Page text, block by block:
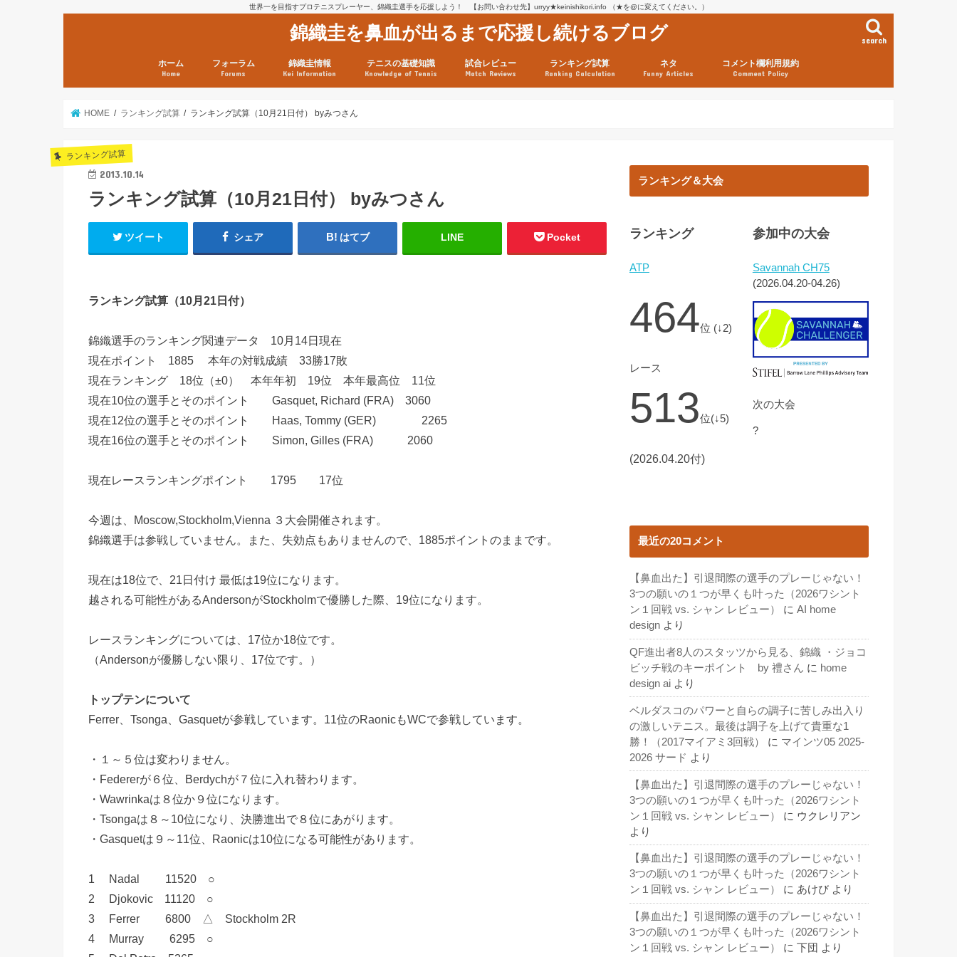
世界一を目指すプロテニスプレーヤー、錦織圭選手を応援しよう！ 【お問い合わせ先】urryy★keinishikori.info （★を@に変えてください。）
錦織圭を鼻血が出るまで応援し続けるブログ search
ホーム
Home
フォーラム
Forums
錦織圭情報
Kei Information
日現在）
点）
テニスの基礎知識
Knowledge of Tennis
試合レビュー
Match Reviews
ランキング試算
Ranking Calculation
ネタ
Funny Articles
コメント欄利用規約
Comment Policy
HOME ランキング試算 ランキング試算（10月21日付） byみつさん
ランキング試算
2013.10.14
ランキング試算（10月21日付） byみつさん
ツイート シェア はてブ LINE Pocket
ランキング試算（10月21日付）
錦織選手のランキング関連データ 10月14日現在
現在ポイント 1885 本年の対戦成績 33勝17敗
現在ランキング 18位（±0） 本年年初 19位 本年最高位 11位
現在10位の選手とそのポイント Gasquet, Richard (FRA) 3060
現在12位の選手とそのポイント Haas, Tommy (GER) 2265
現在16位の選手とそのポイント Simon, Gilles (FRA) 2060
現在レースランキングポイント 1795 17位
今週は、Moscow,Stockholm,Vienna ３大会開催されます。
錦織選手は参戦していません。また、失効点もありませんので、1885ポイントのままです。
現在は18位で、21日付け 最低は19位になります。
越される可能性があるAndersonがStockholmで優勝した際、19位になります。
レースランキングについては、17位か18位です。
（Andersonが優勝しない限り、17位です。）
トップテンについて
Ferrer、Tsonga、Gasquetが参戦しています。11位のRaonicもWCで参戦しています。
・１～５位は変わりません。
・Federerが６位、Berdychが７位に入れ替わります。
・Wawrinkaは８位か９位になります。
・Tsongaは８～10位になり、決勝進出で８位にあがります。
・Gasquetは９～11位、Raonicは10位になる可能性があります。
1 Nadal 11520 ○
2 Djokovic 11120 ○
3 Ferrer 6800 △ Stockholm 2R
4 Murray 6295 ○
ランキング＆大会
ランキング
ATP
464位 (↓2)
レース
513位(↓5)
(2026.04.20付)
参加中の大会
Savannah CH75
(2026.04.20-04.26)
次の大会
?
最近の20コメント
【鼻血出た】引退間際の選手のプレーじゃない！
3つの願いの１つが早くも叶った（2026ワシント
ン１回戦 vs. シャン レビュー）
に AI home
design より
QF進出者8人のスタッツから見る、錦織 ・ジョコ
ビッチ戦のキーポイント by 禮さん に home
design ai より
ベルダスコのパワーと自らの調子に苦しみ出入り
の激しいテニス。最後は調子を上げて貴重な1
勝！（2017マイアミ3回戦）
に マインツ05 2025-
2026 サード より
【鼻血出た】引退間際の選手のプレーじゃない！
3つの願いの１つが早くも叶った（2026ワシント
ン１回戦 vs. シャン レビュー）
に ウクレリアン
より
【鼻血出た】引退間際の選手のプレーじゃない！
3つの願いの１つが早くも叶った（2026ワシント
ン１回戦 vs. シャン レビュー）
に あけび より
【鼻血出た】引退間際の選手のプレーじゃない！
3つの願いの１つが早くも叶った（2026ワシント
ン１回戦 vs. シャン レビュー）
に 下団 より